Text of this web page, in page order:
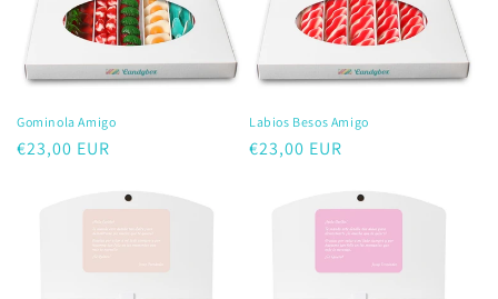
Gominola Amigo
Precio
€23,00 EUR
Labios Besos Amigo
Precio
€23,00 EUR